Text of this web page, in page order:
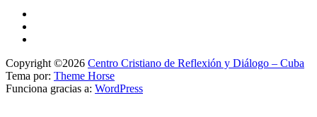
Copyright ©2026 Centro Cristiano de Reflexión y Diálogo – Cuba
Tema por: Theme Horse
Funciona gracias a: WordPress